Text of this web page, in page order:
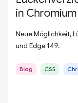
in Chromium
Neue Möglichkeit,
und Edge 149.
Blog CSS